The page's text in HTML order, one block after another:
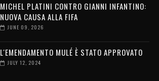
MICHEL PLATINI CONTRO GIANNI INFANTINO:
NUOVA CAUSA ALLA FIFA
JUNE 09, 2026
L'EMENDAMENTO MULÉ È STATO APPROVATO
JULY 12, 2024